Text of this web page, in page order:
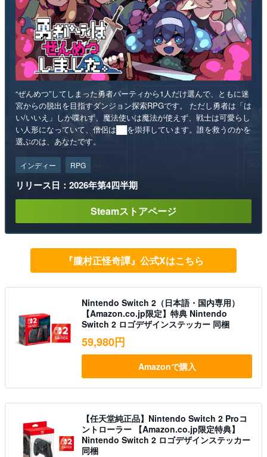
“ぜんめつ”してしまった勇者パーティから1人だけ選んで、ともに迷
宮からの脱出を目指すダンジョン探索RPGです。 ただし勇者は「は
い/いいえ」しか喋れず、魔法使いは魔法が使えず、戦士は可愛らし
い人形になっていて、僧侶は██を崇拝しています。誰を救うのかを
選ぶのは、あなたです。
インディー RPG
リリース日：2026年第4四半期
Steamストアページ
『朧村正怪奇譚』公式Xはこちら
Nintendo Switch 2（日本語・国内専用）
【Amazon.co.jp限定】特典 Nintendo
Switch 2 ロゴデザインステッカー 同梱
59,980円
Amazonで購入
【任天堂純正品】Nintendo Switch 2 Proコ
ントローラー 【Amazon.co.jp限定特典】
Nintendo Switch 2 ロゴデザインステッカー
同梱